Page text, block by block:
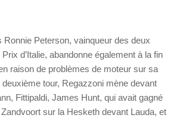
Ronnie Peterson, vainqueur des deux
d’Italie, abandonne également à la fin
raison de problèmes de moteur sur sa
deuxième tour, Regazzoni mène devant
Fittipaldi, James Hunt, qui avait gagné
sur la Hesketh devant Lauda, et